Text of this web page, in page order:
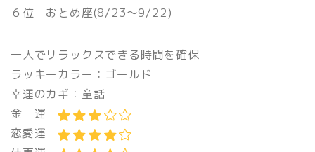
６位 おとめ座(8/23〜9/22)
一人でリラックスできる時間を確保
ラッキーカラー：ゴールド
幸運のカギ：童話
金 運
恋愛運